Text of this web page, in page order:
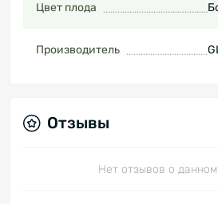
Цвет плода
Производитель
Отзывы
Нет отзывов о